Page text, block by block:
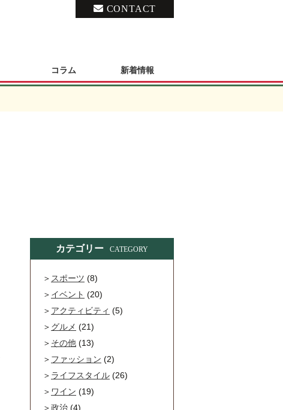
CONTACT
コラム 新着情報
カテゴリー CATEGORY
スポーツ (8)
イベント (20)
アクティビティ (5)
グルメ (21)
その他 (13)
ファッション (2)
ライフスタイル (26)
ワイン (19)
政治 (4)